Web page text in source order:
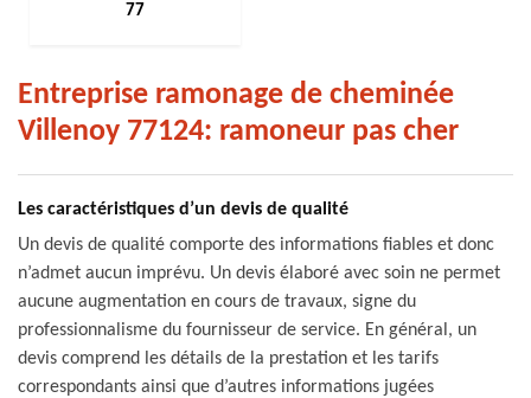
77
Entreprise ramonage de cheminée
Villenoy 77124: ramoneur pas cher
Les caractéristiques d’un devis de qualité
Un devis de qualité comporte des informations fiables et donc
n’admet aucun imprévu. Un devis élaboré avec soin ne permet
aucune augmentation en cours de travaux, signe du
professionnalisme du fournisseur de service. En général, un
devis comprend les détails de la prestation et les tarifs
correspondants ainsi que d’autres informations jugées